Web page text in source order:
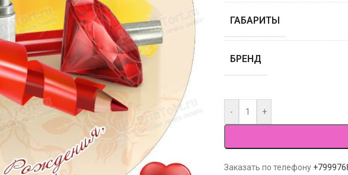
ГАБАРИТЫ
БРЕНД
- +
Заказать по телефону